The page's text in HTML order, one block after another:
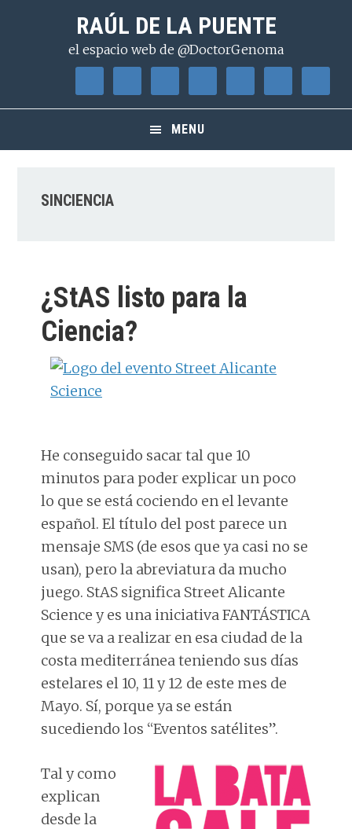
contenido
RAÚL DE LA PUENTE
el espacio web de @DoctorGenoma
MENU
SINCIENCIA
¿StAS listo para la
Ciencia?
He conseguido sacar tal que 10
minutos para poder explicar un poco
lo que se está cociendo en el levante
español. El título del post parece un
mensaje SMS (de esos que ya casi no se
usan), pero la abreviatura da mucho
juego. StAS significa Street Alicante
Science y es una iniciativa FANTÁSTICA
que se va a realizar en esa ciudad de la
costa mediterránea teniendo sus días
estelares el 10, 11 y 12 de este mes de
Mayo. Sí, porque ya se están
sucediendo los “Eventos satélites”.
Tal y como
explican
desde la